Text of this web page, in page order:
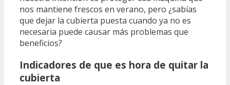
nos mantiene frescos en verano, pero ¿sabías
que dejar la cubierta puesta cuando ya no es
necesaria puede causar más problemas que
beneficios?
Indicadores de que es hora de quitar la
cubierta